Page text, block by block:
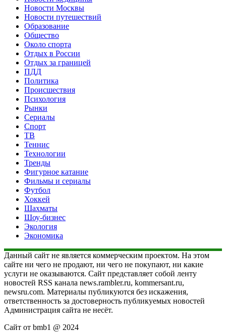
Новости Москвы
Новости путешествий
Образование
Общество
Около спорта
Отдых в России
Отдых за границей
ПДД
Политика
Происшествия
Психология
Рынки
Сериалы
Спорт
ТВ
Теннис
Технологии
Тренды
Фигурное катание
Фильмы и сериалы
Футбол
Хоккей
Шахматы
Шоу-бизнес
Экология
Экономика
Данный сайт не является коммерческим проектом. На этом
сайте ни чего не продают, ни чего не покупают, ни какие
услуги не оказываются. Сайт представляет собой ленту
новостей RSS канала news.rambler.ru, kommersant.ru,
newsru.com. Материалы публикуются без искажения,
ответственность за достоверность публикуемых новостей
Администрация сайта не несёт.
Сайт от bmb1 @ 2024